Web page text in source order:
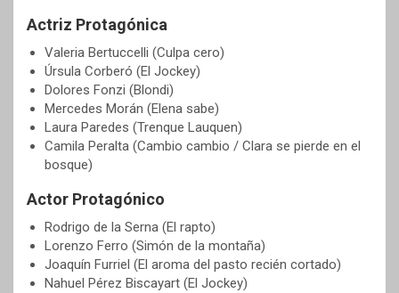
Actriz Protagónica
Valeria Bertuccelli (Culpa cero)
Úrsula Corberó (El Jockey)
Dolores Fonzi (Blondi)
Mercedes Morán (Elena sabe)
Laura Paredes (Trenque Lauquen)
Camila Peralta (Cambio cambio / Clara se pierde en el
bosque)
Actor Protagónico
Rodrigo de la Serna (El rapto)
Lorenzo Ferro (Simón de la montaña)
Joaquín Furriel (El aroma del pasto recién cortado)
Nahuel Pérez Biscayart (El Jockey)